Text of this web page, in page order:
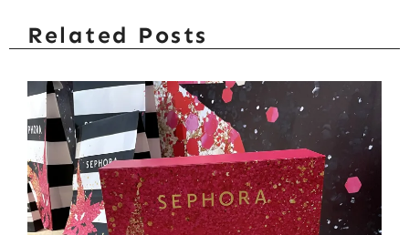
Related Posts